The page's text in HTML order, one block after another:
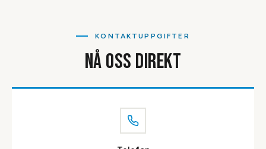
KONTAKTUPPGIFTER
NÅ OSS DIREKT